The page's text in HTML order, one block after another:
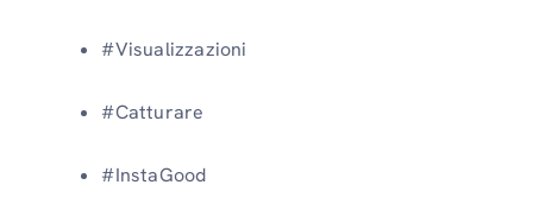
#Visualizzazioni
#Catturare
#InstaGood